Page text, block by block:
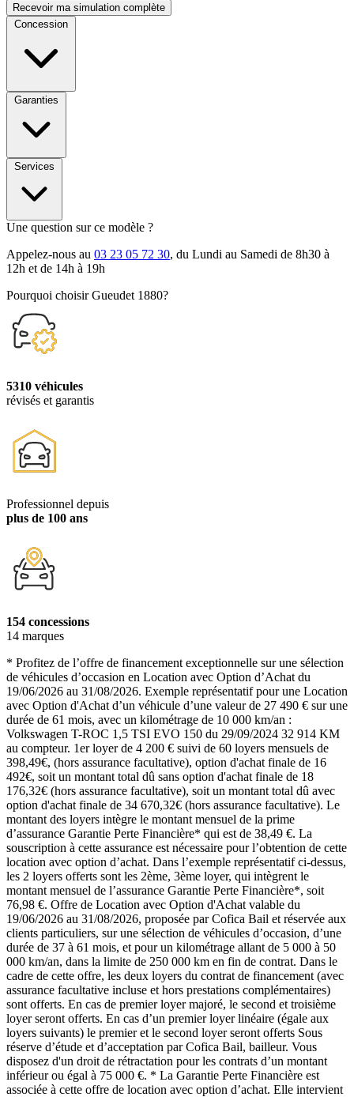
Recevoir ma simulation complète
Concession
Garanties
Services
Une question sur ce modèle ?
Appelez-nous au 03 23 05 72 30, du Lundi au Samedi de 8h30 à
12h et de 14h à 19h
Pourquoi choisir Gueudet 1880?
5310 véhicules
révisés et garantis
Professionnel depuis
plus de 100 ans
154 concessions
14 marques
* Profitez de l’offre de financement exceptionnelle sur une sélection
de véhicules d’occasion en Location avec Option d’Achat du
19/06/2026 au 31/08/2026. Exemple représentatif pour une Location
avec Option d'Achat d’un véhicule d’une valeur de 27 490 € sur une
durée de 61 mois, avec un kilométrage de 10 000 km/an :
Volkswagen T-ROC 1,5 TSI EVO 150 du 29/09/2024 32 914 KM
au compteur. 1er loyer de 4 200 € suivi de 60 loyers mensuels de
398,49€, (hors assurance facultative), option d'achat finale de 16
492€, soit un montant total dû sans option d'achat finale de 18
176,32€ (hors assurance facultative), soit un montant total dû avec
option d'achat finale de 34 670,32€ (hors assurance facultative). Le
montant des loyers intègre le montant mensuel de la prime
d’assurance Garantie Perte Financière* qui est de 38,49 €. La
souscription à cette assurance est nécessaire pour l’obtention de cette
location avec option d’achat. Dans l’exemple représentatif ci-dessus,
les 2 loyers offerts sont les 2ème, 3ème loyer, qui intègrent le
montant mensuel de l’assurance Garantie Perte Financière*, soit
76,98 €. Offre de Location avec Option d'Achat valable du
19/06/2026 au 31/08/2026, proposée par Cofica Bail et réservée aux
clients particuliers, sur une sélection de véhicules d’occasion, d’une
durée de 37 à 61 mois, et pour un kilométrage allant de 5 000 à 50
000 km/an, dans la limite de 250 000 km en fin de contrat. Dans le
cadre de cette offre, les deux loyers du contrat de financement (avec
assurance facultative incluse et hors prestations complémentaires)
sont offerts. En cas de premier loyer majoré, le second et troisième
loyer seront offerts. En cas d’un premier loyer linéaire (égale aux
loyers suivants) le premier et le second loyer seront offerts Sous
réserve d’étude et d’acceptation par Cofica Bail, bailleur. Vous
disposez d'un droit de rétractation pour les contrats d’un montant
inférieur ou égal à 75 000 €. * La Garantie Perte Financière est
associée à cette offre de location avec option d’achat. Elle intervient